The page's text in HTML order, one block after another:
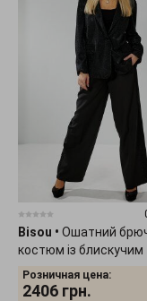
Bisou • Ошатний
костюм із блискучим
ефектом 6060
Розничная цена:
2406 грн.